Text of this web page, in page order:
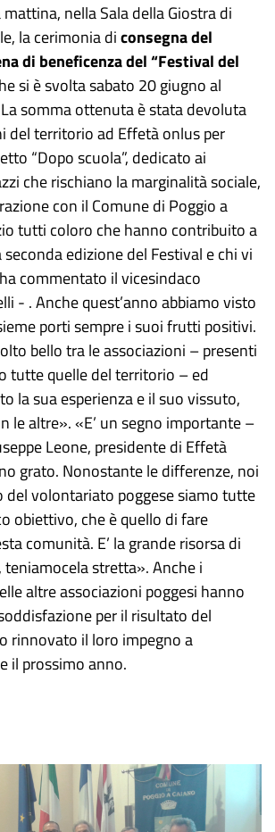
nella Sala della Giostra di
la cerimonia diconsegna del
di beneficenza del “Festival del
si è svolta sabato 20 giugno al
somma ottenuta è stata devoluta
del territorio ad Effetà onlus per
“Dopo scuola”, dedicato ai
che rischiano la marginalità sociale,
con il Comune di Poggio a
tutti coloro che hanno contribuito a
edizione del Festival e chi vi
commentato il vicesindaco
- . Anche quest’anno abbiamo visto
porti sempre i suoi frutti positivi.
bello tra le associazioni – presenti
tutte quelle del territorio – ed
la sua esperienza e il suo vissuto,
le altre». «E’ un segno importante –
Leone, presidente di Effetà
grato. Nonostante le differenze, noi
del volontariato poggese siamo tutte
obiettivo, che è quello di fare
comunità. E’ la grande risorsa di
stretta». Anche i
altre associazioni poggesi hanno
per il risultato del
rinnovato il loro impegno a
il prossimo anno.